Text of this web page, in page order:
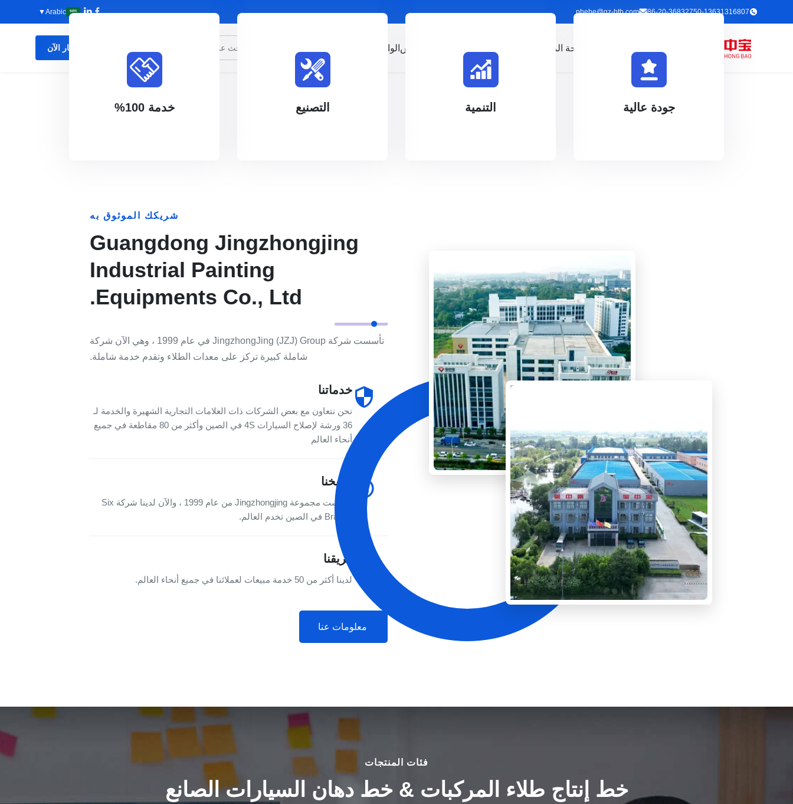
86-20-36832750-13631316807
phebe@gz-btb.com
Arabic
▼
الصفحة الرئيسية اطلب اقتباس الواقع الافتراضي الاستفسار الآن
جودة عالية
جودة عالية
وتقييم قدرة المورد. تمتلك
الشركة نظامًا صارمًا لمراقبة
الجودة ومختبر اختبار احترافي.
التنمية
التنمية
ورشة عمل الآلات المتقدمة
يمكننا التعاون لتطوير المنتجات
التي تحتاجها
التصنيع
التصنيع
صارم للعملية. يمكننا تصنيع جميع
المحطات الكهربائية أكثر من
الطلب.
خدمة 100%
خدمة 100%
فوب، سيف، دي دي يو ودي دي
بي. دعنا نساعدك في إيجاد أفضل
حل لجميع مخاوفك.
شريكك الموثوق به
Guangdong Jingzhongjing
Industrial Painting
Equipments Co., Ltd.
تأسست شركة JingzhongJing (JZJ) Group في عام 1999 ، وهي الآن شركة
شاملة كبيرة تركز على معدات الطلاء وتقدم خدمة شاملة.
خدماتنا
نحن نتعاون مع بعض الشركات ذات العلامات التجارية الشهيرة والخدمة لـ
36 ورشة لإصلاح السيارات 4S في الصين وأكثر من 80 مقاطعة في جميع
أنحاء العالم
تاريخنا
تأسست مجموعة Jingzhongjing من عام 1999 ، والآن لدينا شركة Six
Branch في الصين تخدم العالم.
فريقنا
لدينا أكثر من 50 خدمة مبيعات لعملائنا في جميع أنحاء العالم.
معلومات عنا
فئات المنتجات
خط إنتاج طلاء المركبات & خط دهان السيارات الصانع